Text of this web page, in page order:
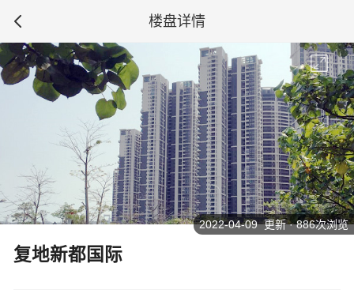
楼盘详情
复地新都国际
2022-04-09 更新 · 886次浏览